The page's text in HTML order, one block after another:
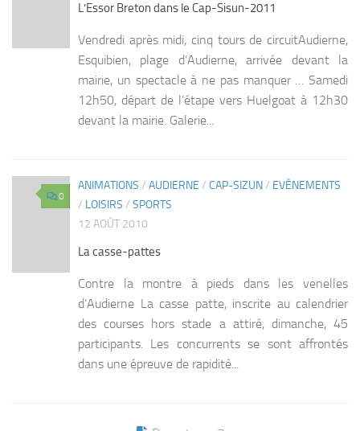
L’Essor Breton dans le Cap-Sisun-2011
Vendredi après midi, cinq tours de circuitAudierne,
Esquibien, plage d’Audierne, arrivée devant la
mairie, un spectacle à ne pas manquer … Samedi
12h50, départ de l’étape vers Huelgoat à 12h30
devant la mairie. Galerie...
0
ANIMATIONS / AUDIERNE / CAP-SIZUN/ EVÈNEMENTS
/ LOISIRS / SPORTS
12 AOÛT 2010
La casse-pattes
Contre la montre à pieds dans les venelles
d’Audierne La casse patte, inscrite au calendrier
des courses hors stade a attiré, dimanche, 45
participants. Les concurrents se sont affrontés
dans une épreuve de rapidité...